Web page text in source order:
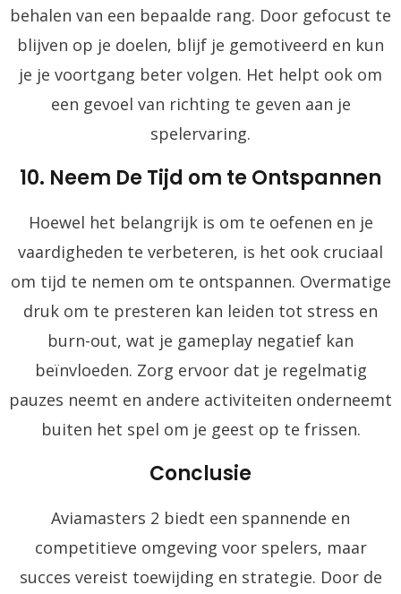
behalen van een bepaalde rang. Door gefocust te
blijven op je doelen, blijf je gemotiveerd en kun
je je voortgang beter volgen. Het helpt ook om
een gevoel van richting te geven aan je
spelervaring.
10. Neem De Tijd om te Ontspannen
Hoewel het belangrijk is om te oefenen en je
vaardigheden te verbeteren, is het ook cruciaal
om tijd te nemen om te ontspannen. Overmatige
druk om te presteren kan leiden tot stress en
burn-out, wat je gameplay negatief kan
beïnvloeden. Zorg ervoor dat je regelmatig
pauzes neemt en andere activiteiten onderneemt
buiten het spel om je geest op te frissen.
Conclusie
Aviamasters 2 biedt een spannende en
competitieve omgeving voor spelers, maar
succes vereist toewijding en strategie. Door de